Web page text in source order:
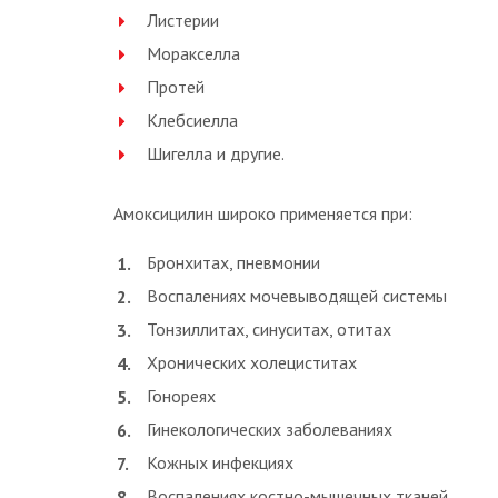
Листерии
Моракселла
Протей
Клебсиелла
Шигелла и другие.
Амоксицилин широко применяется при:
Бронхитах, пневмонии
Воспалениях мочевыводящей системы
Тонзиллитах, синуситах, отитах
Хронических холециститах
Гонореях
Гинекологических заболеваниях
Кожных инфекциях